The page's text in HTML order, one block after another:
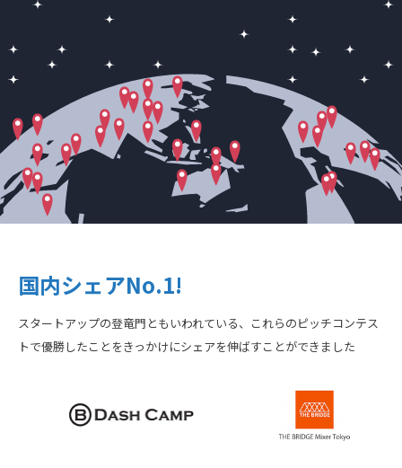
国内シェアNo.1!
スタートアップの登竜門ともいわれている、 これらのピッチコンテス
トで優勝したことをきっかけにシェアを伸ばすことができました